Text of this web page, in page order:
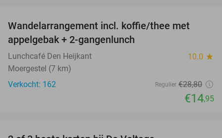
Wandelarrangement incl. koffie/thee met
appelgebak + 2-gangenlunch
Lunchcafé Den Heijkant 10.0 star
Moergestel (7 km)
Verkocht: 162
Regulier €28,80
€14,95